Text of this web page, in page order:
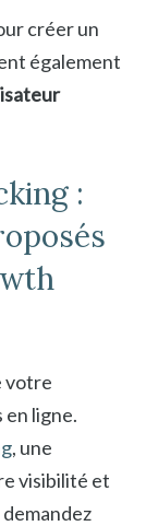
créer un
également
:
votre
ligne.
, une
visibilité et